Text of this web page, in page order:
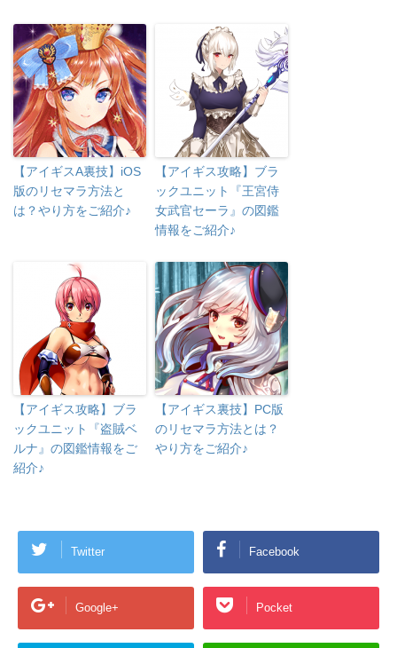
【アイギスA裏技】iOS
版のリセマラ方法と
は？やり方をご紹介♪
【アイギス攻略】ブラ
ックユニット『王宮侍
女武官セーラ』の図鑑
情報をご紹介♪
【アイギス攻略】ブラ
ックユニット『盗賊ベ
ルナ』の図鑑情報をご
紹介♪
【アイギス裏技】PC版
のリセマラ方法とは？
やり方をご紹介♪
Twitter Facebook
Google+ Pocket